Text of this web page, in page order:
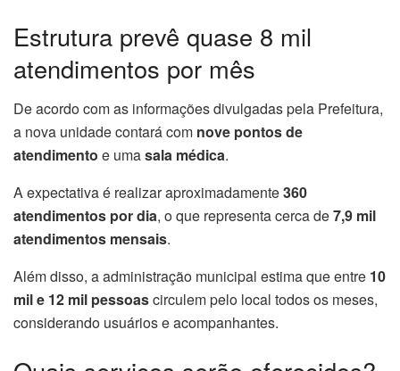
Estrutura prevê quase 8 mil
atendimentos por mês
De acordo com as informações divulgadas pela Prefeitura,
a nova unidade contará com nove pontos de
atendimento e umasala médica.
A expectativa é realizar aproximadamente360
atendimentos por dia, o que representa cerca de7,9 mil
atendimentos mensais.
Além disso, a administração municipal estima que entre 10
mil e 12 mil pessoascirculem pelo local todos os meses,
considerando usuários e acompanhantes.